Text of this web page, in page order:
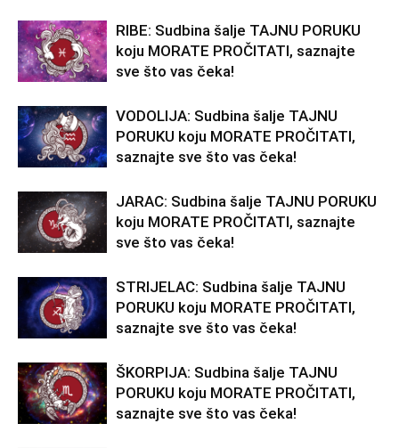
RIBE: Sudbina šalje TAJNU PORUKU
koju MORATE PROČITATI, saznajte
sve što vas čeka!
VODOLIJA: Sudbina šalje TAJNU
PORUKU koju MORATE PROČITATI,
saznajte sve što vas čeka!
JARAC: Sudbina šalje TAJNU PORUKU
koju MORATE PROČITATI, saznajte
sve što vas čeka!
STRIJELAC: Sudbina šalje TAJNU
PORUKU koju MORATE PROČITATI,
saznajte sve što vas čeka!
ŠKORPIJA: Sudbina šalje TAJNU
PORUKU koju MORATE PROČITATI,
saznajte sve što vas čeka!